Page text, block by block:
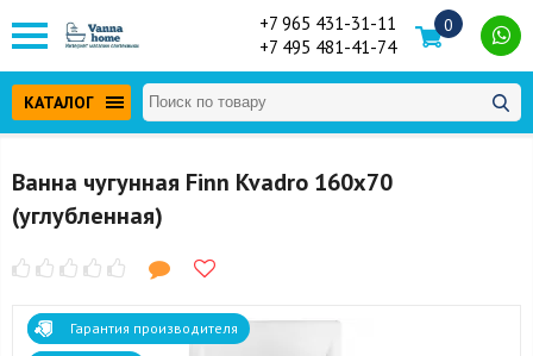
+7 965 431-31-11
+7 495 481-41-74
0
КАТАЛОГ
Ванна чугунная Finn Kvadro 160x70
(углубленная)
Гарантия производителя